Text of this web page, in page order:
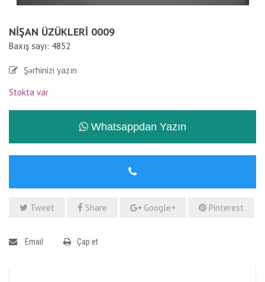
NIŞAN ÜZÜKLERI 0009
Baxış sayı: 4852
Şərhinizi yazın
Stokta var
Whatsappdan Yazın
Tweet Share Google+ Pinterest
Email Çap et